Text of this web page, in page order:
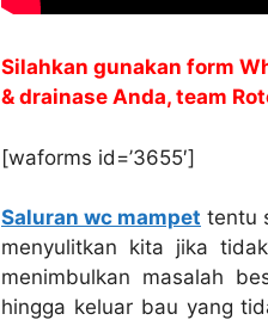
Silahkan gunakan form
& drainase Anda, team
[waforms id=’3655′]
Saluran wc mampet tеntu
menyulitkan kіtа јіkа
menimbulkan masalah
hіnggа keluar bau уаng